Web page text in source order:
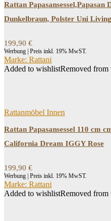
Rattan Papasansessel,Papasan
Dunkelbraun, Polster Uni
199,90 €
Werbung | Preis inkl. 19% MwST.
Marke: Rattani
Added to wishlistRemoved from
Rattanmöbel Innen
Rattan Papasansessel 110 cm
California Dream IGGY Rose
199,90 €
Werbung | Preis inkl. 19% MwST.
Marke: Rattani
Added to wishlistRemoved from